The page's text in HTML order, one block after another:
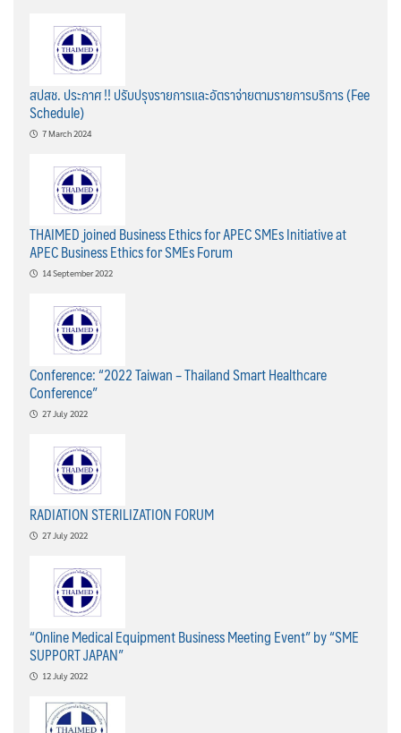
สปสช. ประกาศ !! ปรับปรุงรายการและอัตราจ่ายตามรายการบริการ (Fee
Schedule)
7 March 2024
THAIMED joined Business Ethics for APEC SMEs Initiative at
APEC Business Ethics for SMEs Forum
14 September 2022
Conference: “2022 Taiwan – Thailand Smart Healthcare
Conference”
27 July 2022
RADIATION STERILIZATION FORUM
27 July 2022
“Online Medical Equipment Business Meeting Event” by “SME
SUPPORT JAPAN”
12 July 2022